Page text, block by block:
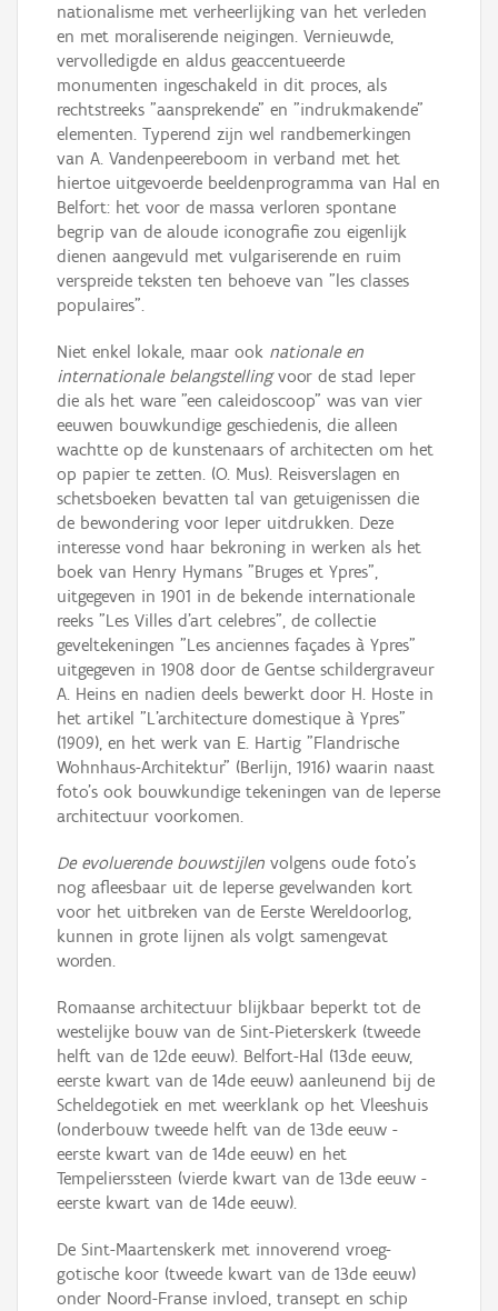
nationalisme met verheerlijking van het verleden
en met moraliserende neigingen. Vernieuwde,
vervolledigde en aldus geaccentueerde
monumenten ingeschakeld in dit proces, als
rechtstreeks "aansprekende" en "indrukmakende"
elementen. Typerend zijn wel randbemerkingen
van A. Vandenpeereboom in verband met het
hiertoe uitgevoerde beeldenprogramma van Hal en
Belfort: het voor de massa verloren spontane
begrip van de aloude iconografie zou eigenlijk
dienen aangevuld met vulgariserende en ruim
verspreide teksten ten behoeve van "les classes
populaires".
Niet enkel lokale, maar ook nationale en
internationale belangstellingvoor de stad Ieper
die als het ware "een caleidoscoop" was van vier
eeuwen bouwkundige geschiedenis, die alleen
wachtte op de kunstenaars of architecten om het
op papier te zetten. (O. Mus). Reisverslagen en
schetsboeken bevatten tal van getuigenissen die
de bewondering voor Ieper uitdrukken. Deze
interesse vond haar bekroning in werken als het
boek van Henry Hymans "Bruges et Ypres",
uitgegeven in 1901 in de bekende internationale
reeks "Les Villes d'art celebres", de collectie
geveltekeningen "Les anciennes façades à Ypres"
uitgegeven in 1908 door de Gentse schildergraveur
A. Heins en nadien deels bewerkt door H. Hoste in
het artikel "L'architecture domestique à Ypres"
(1909), en het werk van E. Hartig "Flandrische
Wohnhaus-Architektur" (Berlijn, 1916) waarin naast
foto's ook bouwkundige tekeningen van de Ieperse
architectuur voorkomen.
De evoluerende bouwstijlen volgens oude foto's
nog afleesbaar uit de Ieperse gevelwanden kort
voor het uitbreken van de Eerste Wereldoorlog,
kunnen in grote lijnen als volgt samengevat
worden.
Romaanse architectuur blijkbaar beperkt tot de
westelijke bouw van de Sint-Pieterskerk (tweede
helft van de 12de eeuw). Belfort-Hal (13de eeuw,
eerste kwart van de 14de eeuw) aanleunend bij de
Scheldegotiek en met weerklank op het Vleeshuis
(onderbouw tweede helft van de 13de eeuw -
eerste kwart van de 14de eeuw) en het
Tempelierssteen (vierde kwart van de 13de eeuw -
eerste kwart van de 14de eeuw).
De Sint-Maartenskerk met innoverend vroeg-
gotische koor (tweede kwart van de 13de eeuw)
onder Noord-Franse invloed, transept en schip